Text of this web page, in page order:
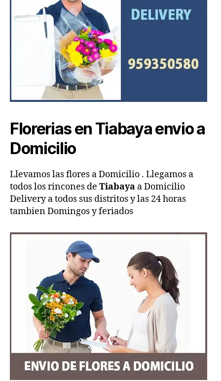
Florerias en Tiabayaenvio a
Domicilio
Llevamos las flores a Domicilio . Llegamos a
todos los rincones de Tiabaya a Domicilio
Delivery a todos sus distritos y las 24 horas
tambien Domingos y feriados